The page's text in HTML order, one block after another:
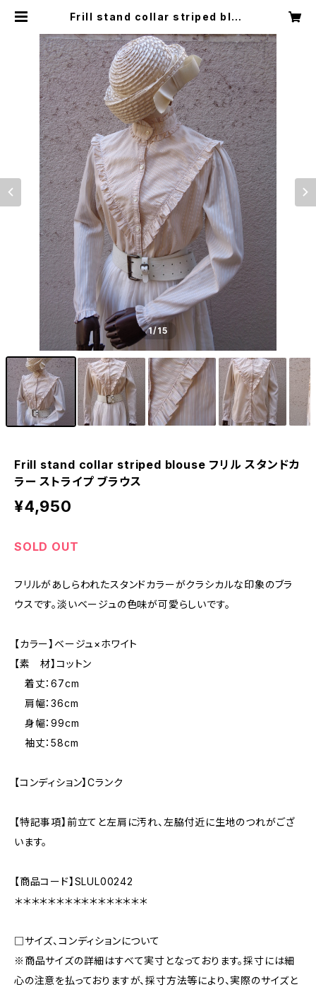
Frill stand collar striped blou
ブラウス | Little Trip to Heaven
1/15
Frill stand collar striped blouse フリル スタンドカ
ラー ストライプ ブラウス
¥4,950
SOLD OUT
フリルがあしらわれたスタンドカラーがクラシカルな印象のブラ
ウスです。淡いベージュの色味が可愛らしいです。
【カラー】ベージュ×ホワイト
【素 材】コットン
着丈：67cm
肩幅：36cm
身幅：99cm
袖丈：58cm
【コンディション】Cランク
【特記事項】前立てと左肩に汚れ、左脇付近に生地のつれがござ
います。
【商品コード】SLUL00242
＊＊＊＊＊＊＊＊＊＊＊＊＊＊＊＊
□サイズ、コンディションについて
※商品サイズの詳細はすべて実寸となっております。採寸には細
心の注意を払っておりますが、採寸方法等により、実際のサイズと